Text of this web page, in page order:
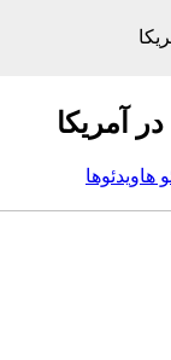
آمریکا
هاویدئوها